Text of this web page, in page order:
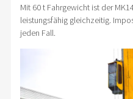
Mit 60 t Fahrgewicht ist der
leistungsfähig gleichzeitig.
jeden Fall.